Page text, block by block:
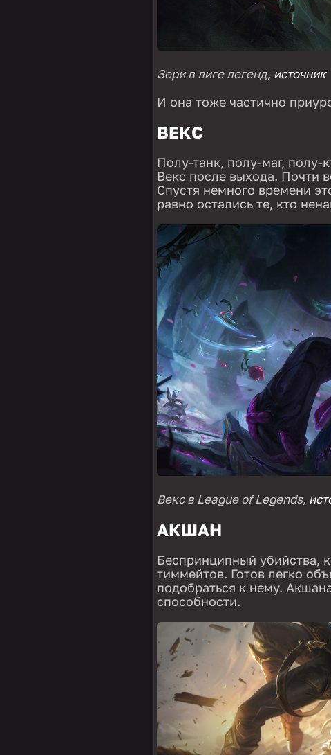
Зери в лиге легенд, источник
И она тоже частично
ВЕКС
Полу-танк, полу-маг, полу-
Векс после выхода. Почти
Спустя немного времени
равно остались те, кто
Векс в League of Legends,
АКШАН
Беспринципный убийства,
тиммейтов. Готов легко
подобраться к нему.
способности.